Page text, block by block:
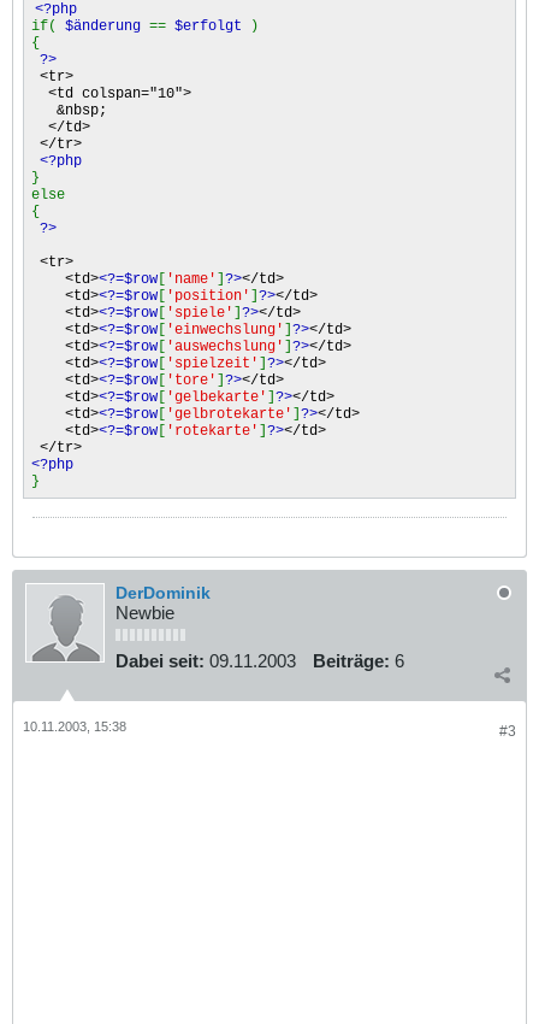
<?php
if( $änderung == $erfolgt
)
{
?>
<tr>
<td colspan="10">
&nbsp;
</td>
</tr>
<?php
}
else
{
?>
<tr>
<td><?=$row 'name' ?></td>
<td><?=$row 'position' ?></td>
<td><?=$row 'spiele' ?></td>
<td><?=$row 'einwechslung' ?></td>
<td><?=$row 'auswechslung' ?></td>
<td><?=$row 'spielzeit' ?></td>
<td><?=$row 'tore' ?></td>
<td><?=$row 'gelbekarte' ?></td>
<td><?=$row 'gelbrotekarte' ?></td>
<td><?=$row 'rotekarte' ?></td>
</tr>
<?php
}
DerDominik
Newbie
Dabei seit: 09.11.2003 Beiträge: 6
#3
10.11.2003, 15:38